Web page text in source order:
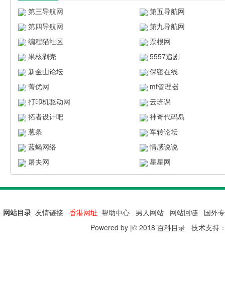
第三导航网
第五导航网
第四导航网
第九导航网
编程猫社区
票根网
果核剥壳
5557追剧
新金山论坛
保密在线
菁优网
mt管理器
打印机驱动网
云班课
拓者设计吧
神奇代码岛
葱条
军转论坛
蓝蝎网络
情感说说
屠夫网
星星网
网站目录 友情链接 香港网址 帮助中心 男人网站 网站回链
国外
Powered by |© 2018 百科目录技术支持